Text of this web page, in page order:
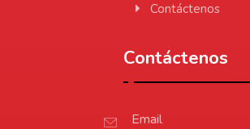
Contáctenos
Contáctenos
Email